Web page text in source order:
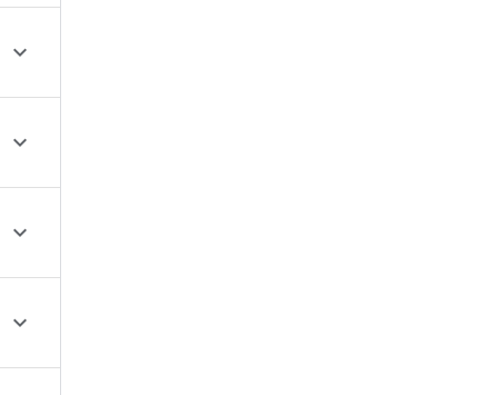



